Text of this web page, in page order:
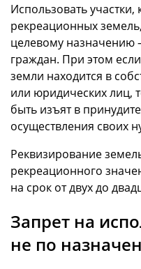
Использовать участки,
рекреационных
целевому назначению
граждан. При этом
земли находится в
или юридических лиц,
быть изъят в
осуществления своих
Реквизирование
рекреационного
на срок от двух до
Запрет на
не по